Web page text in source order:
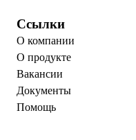
Ссылки
О компании
О продукте
Вакансии
Документы
Помощь